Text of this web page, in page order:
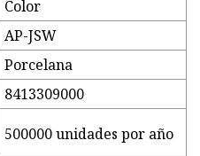
Color
AP-JSW
Porcelana
8413309000
500000 unidades por año